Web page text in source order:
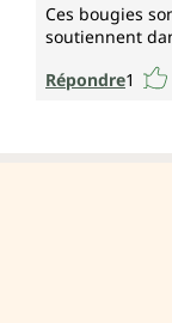
Ces bougies
soutiennent
Répondre1